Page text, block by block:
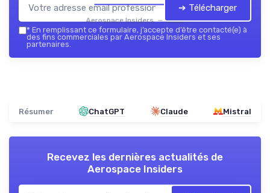
Aerospace Insiders — 2026
➔ Télécharger
* En remplissant ce formulaire, j’accepte d’être contacté(e) à
des fins commerciales par Aerospace Insiders et ses
partenaires.
Résumer ChatGPT Claude Mistral
Recevez les dernières actualités de
Aerospace Insiders